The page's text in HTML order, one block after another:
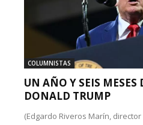
COLUMNISTAS
UN AÑO Y SEIS MESES
DONALD TRUMP
(Edgardo Riveros Marín,